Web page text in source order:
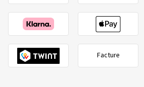
Facture